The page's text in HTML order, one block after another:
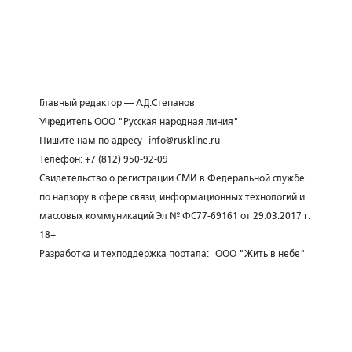
Главный редактор — А.Д.Степанов
Учредитель ООО "Русская народная линия"
Пишите нам по адресу
info@ruskline.ru
Телефон: +7 (812) 950-92-09
Свидетельство о регистрации СМИ в Федеральной службе
по надзору в сфере связи, информационных технологий и
массовых коммуникаций Эл № ФС77-69161 от 29.03.2017 г.
18+
Разработка и техподдержка портала: ООО "Жить в небе"